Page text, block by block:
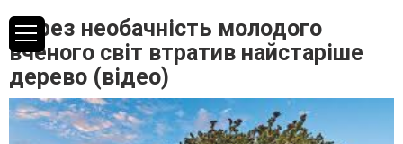
Через необачність молодого
вченого світ втратив найстаріше
дерево (відео)